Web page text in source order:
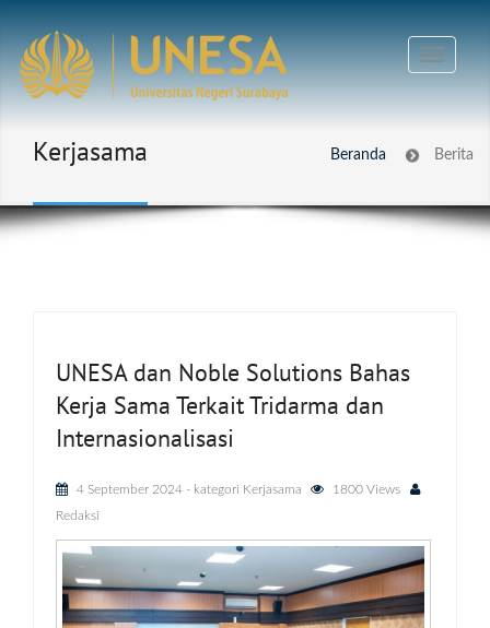
Kerjasama Beranda Berita
UNESA dan Noble Solutions Bahas
Kerja Sama Terkait Tridarma dan
Internasionalisasi
4 September 2024 - kategori Kerjasama
1800 Views
Redaksi